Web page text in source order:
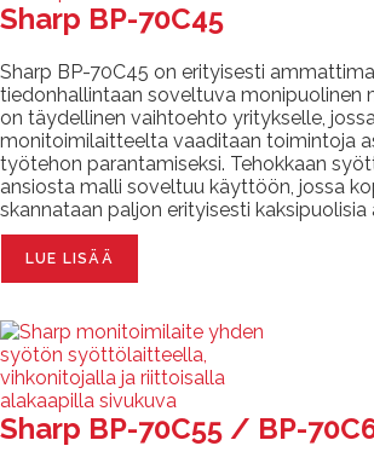
Sharp BP-70C45
Sharp BP-70C45 on erityisesti
tiedonhallintaan soveltuva monipuolinen
on täydellinen vaihtoehto yritykselle,
monitoimilaitteelta vaaditaan toimintoja
työtehon parantamiseksi. Tehokkaan
ansiosta malli soveltuu käyttöön, jossa
skannataan paljon erityisesti kaksipuolisia
LUE LISÄÄ
Sharp BP-70C55 / BP-